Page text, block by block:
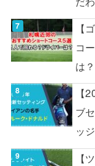
【
コ
は？
【
ブ
ッ
【